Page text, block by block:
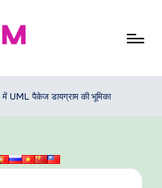
में UML पैकेज डायग्राम की भूमिका